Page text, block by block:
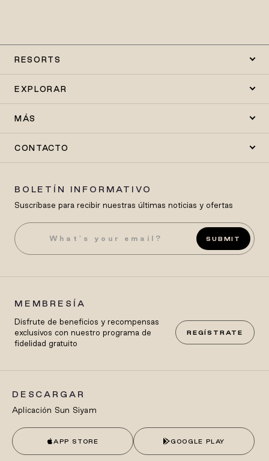
RESORTS
EXPLORAR
MÁS
CONTACTO
BOLETÍN INFORMATIVO
Suscríbase para recibir nuestras últimas noticias y ofertas
SUBMIT
MEMBRESÍA
Disfrute de beneficios y recompensas
exclusivos con nuestro programa de
fidelidad gratuito
REGÍSTRATE
DESCARGAR
Aplicación Sun Siyam
APP STORE GOOGLE PLAY